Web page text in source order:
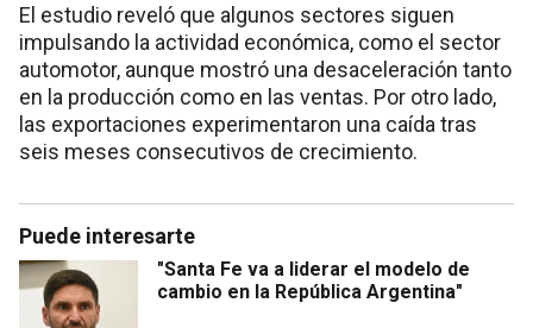
El estudio reveló que algunos sectores siguen
impulsando la actividad económica, como el sector
automotor, aunque mostró una desaceleración tanto
en la producción como en las ventas. Por otro lado,
las exportaciones experimentaron una caída tras
seis meses consecutivos de crecimiento.
Puede interesarte
"Santa Fe va a liderar el modelo de
cambio en la República Argentina"